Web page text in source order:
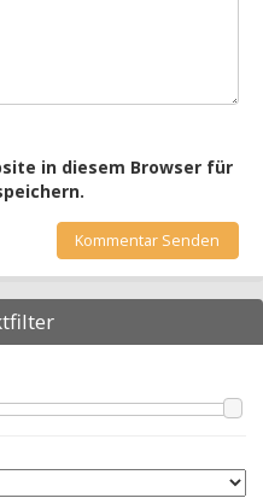
in diesem Browser für